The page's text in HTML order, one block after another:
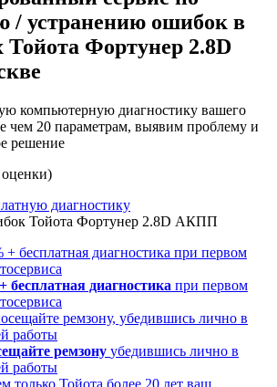
/ устранению ошибок в
Тойота Фортунер 2.8D
компьютерную диагностику вашего
чем 20 параметрам, выявим проблему и
решение
оценки)
диагностику
бесплатная диагностика при первом
ремзону убедившись лично в
работы